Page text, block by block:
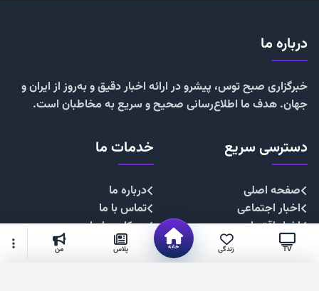
TV زندگی خانه پلاس من
درباره ما
خبرگزاری صبح توس، پیشرو در ارائه اخبار دقیق و به‌روز از ایران و
جهان. هدف ما اطلاع‌رسانی صحیح و سریع به مخاطبان است.
دسترسی سریع
صفحه اصلی
اخبار اجتماعی
اخبار اقتصادی
اخبار چندرسانه
خدمات ما
درباره ما
تماس با ما
همکاری با ما
تبلیغات